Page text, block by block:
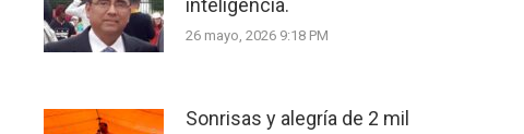
inteligencia.
26 mayo, 2026 9:18 PM
Sonrisas y alegría de 2 mil